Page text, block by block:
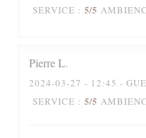
SERVICE : 5/5
PierreL
2024-03-27 - 12:45 -
SERVICE : 5/5